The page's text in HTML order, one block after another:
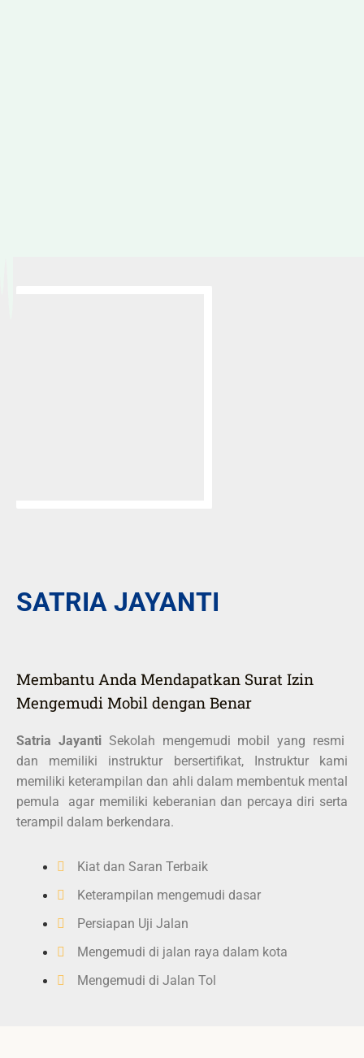
SATRIA JAYANTI
Membantu Anda Mendapatkan Surat Izin
Mengemudi Mobil dengan Benar
Satria JayantiSekolah mengemudi mobil yang resmi
dan memiliki instruktur bersertifikat, Instruktur kami
memiliki keterampilan dan ahli dalam membentuk mental
pemula agar memiliki keberanian dan percaya diri serta
terampil dalam berkendara.
Kiat dan Saran Terbaik
Keterampilan mengemudi dasar
Persiapan Uji Jalan
Mengemudi di jalan raya dalam kota
Mengemudi di Jalan Tol